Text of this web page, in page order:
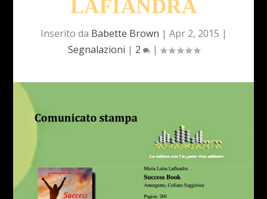
LAFIANDRA
Inserito da Babette Brown | Apr 2, 2015 |
Segnalazioni | 2 |